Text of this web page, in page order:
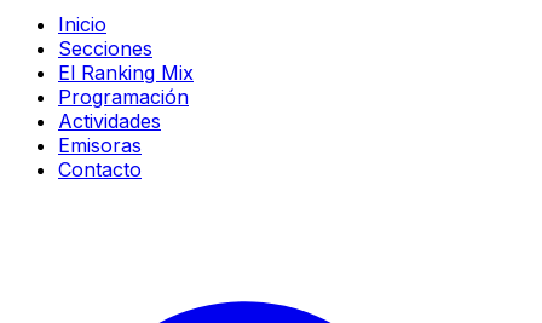
Inicio
Secciones
El Ranking Mix
Programación
Actividades
Emisoras
Contacto